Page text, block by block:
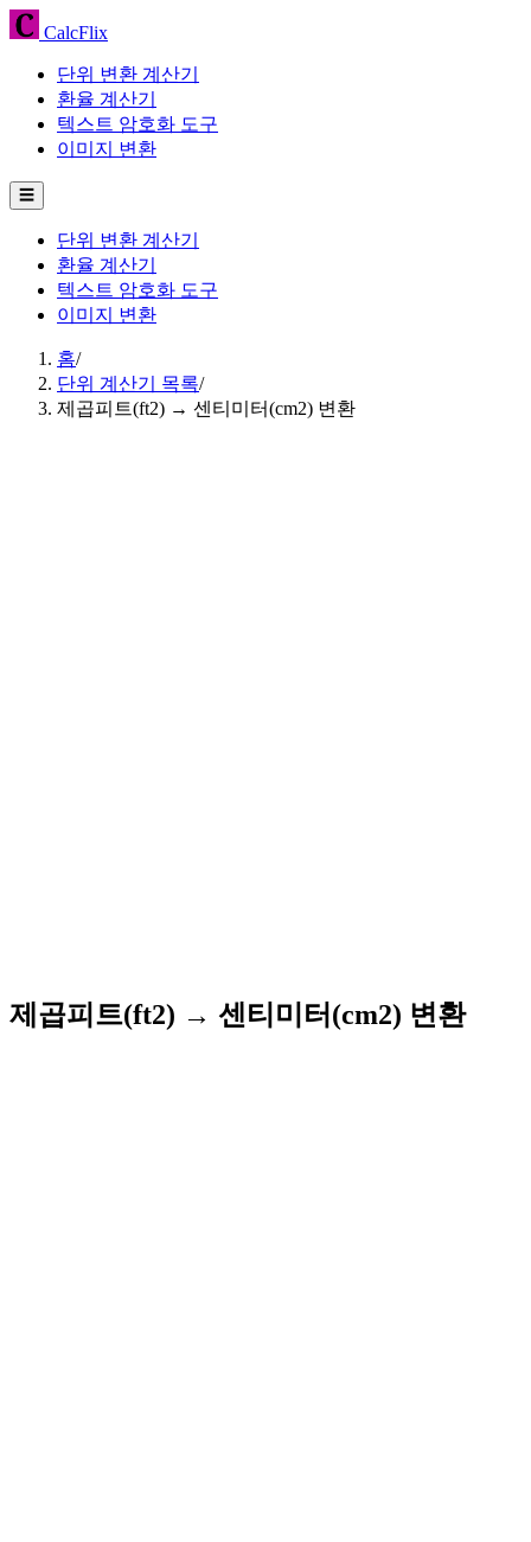
CalcFlix
단위 변환 계산기
환율 계산기
텍스트 암호화 도구
이미지 변환
☰
단위 변환 계산기
환율 계산기
텍스트 암호화 도구
이미지 변환
홈/
단위 계산기 목록/
제곱피트(ft2) → 센티미터(cm2) 변환
제곱피트(ft2) → 센티미터(cm2) 변환